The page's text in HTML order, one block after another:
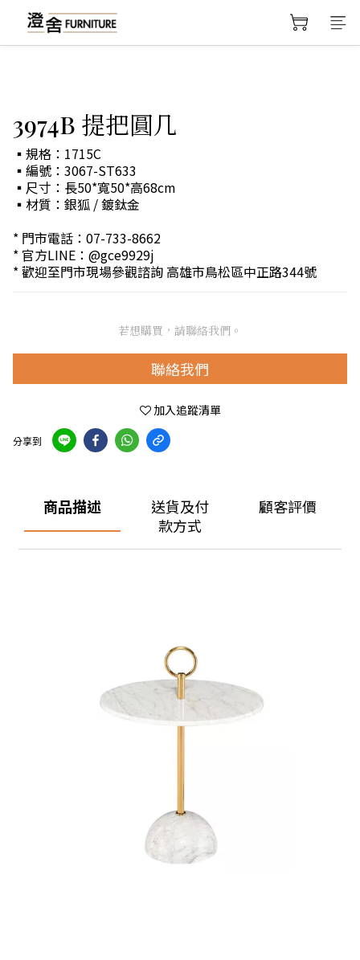
3974B 提把圓几
▪規格：1715C
▪編號：3067-ST633
▪尺寸：長50*寬50*高68cm
▪材質：銀狐 / 鍍鈦金
* 門市電話：07-733-8662
* 官方LINE：@gce9929j
* 歡迎至門市現場參觀諮詢 高雄市鳥松區中正路344號
若想購買，請聯絡我們。
聯絡我們
加入追蹤清單
分享到
商品描述
送貨及付
款方式
顧客評價